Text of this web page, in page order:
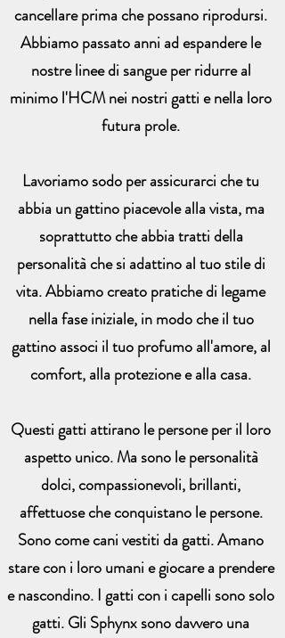
cancellare prima che possano riprodursi.
Abbiamo passato anni ad espandere le
nostre linee di sangue per ridurre al
minimo l'HCM nei nostri gatti e nella loro
futura prole.
Lavoriamo sodo per assicurarci che tu
abbia un gattino piacevole alla vista, ma
soprattutto che abbia tratti della
personalità che si adattino al tuo stile di
vita. Abbiamo creato pratiche di legame
nella fase iniziale, in modo che il tuo
gattino associ il tuo profumo all'amore, al
comfort, alla protezione e alla casa.
Questi gatti attirano le persone per il loro
aspetto unico. Ma sono le personalità
dolci, compassionevoli, brillanti,
affettuose che conquistano le persone.
Sono come cani vestiti da gatti. Amano
stare con i loro umani e giocare a prendere
e nascondino. I gatti con i capelli sono solo
gatti. Gli Sphynx sono davvero una